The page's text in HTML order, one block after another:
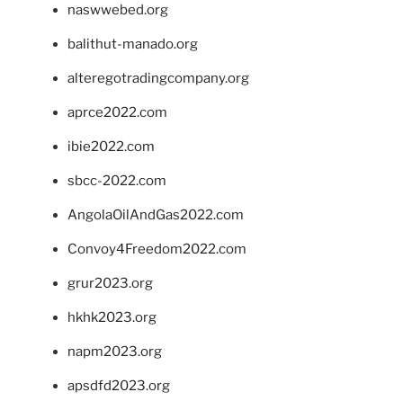
naswwebed.org
balithut-manado.org
alteregotradingcompany.org
aprce2022.com
ibie2022.com
sbcc-2022.com
AngolaOilAndGas2022.com
Convoy4Freedom2022.com
grur2023.org
hkhk2023.org
napm2023.org
apsdfd2023.org